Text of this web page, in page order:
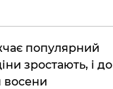
популярний
зростають, і до
восени